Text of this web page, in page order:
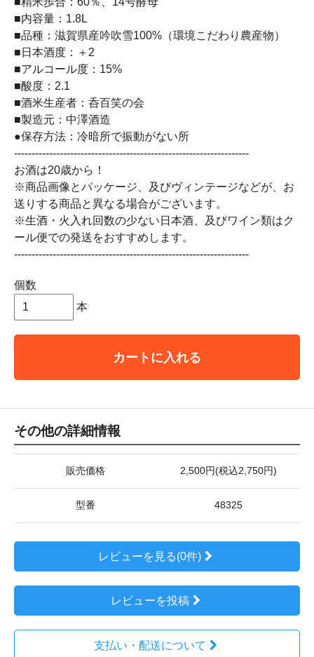
■内容量：1.8L
■品種：滋賀県産吟吹雪100%（環境こだわり農産物）
■日本酒度：＋2
■アルコール度：15%
■酸度：2.1
■酒米生産者：呑百笑の会
■製造元：中澤酒造
●保存方法：冷暗所で振動がない所
-------------------------------------------------------------------
お酒は20歳から！
※商品画像とパッケージ、及びヴィンテージなどが、お
送りする商品と異なる場合がございます。
※生酒・火入れ回数の少ない日本酒、及びワイン類はク
ール便での発送をおすすめします。
-------------------------------------------------------------------
個数
本
カートに入れる
その他の詳細情報
販売価格 2,500円(税込2,750円)
型番 48325
レビューを見る(0件)
レビューを投稿
支払い・配送について